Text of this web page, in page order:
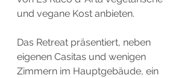
und vegane Kost anbieten.
Das Retreat präsentiert, neben
eigenen Casitas und wenigen
Zimmern im Hauptgebäude, ein